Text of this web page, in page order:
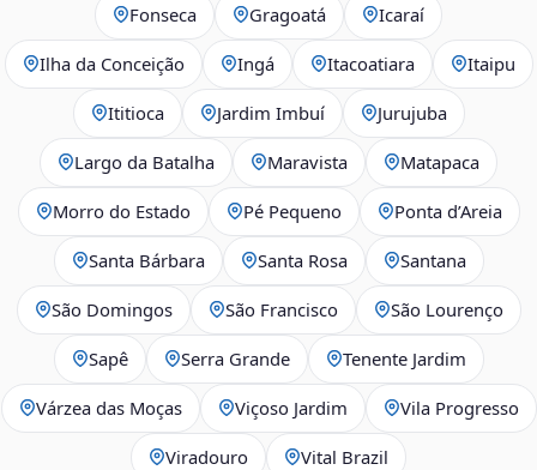
Fonseca Gragoatá Icaraí
Ilha da Conceição Ingá Itacoatiara Itaipu
Ititioca Jardim Imbuí Jurujuba
Largo da Batalha Maravista Matapaca
Morro do Estado Pé Pequeno Ponta d’Areia
Santa Bárbara Santa Rosa Santana
São Domingos São Francisco São Lourenço
Sapê Serra Grande Tenente Jardim
Várzea das Moças Viçoso Jardim Vila Progresso
Viradouro Vital Brazil